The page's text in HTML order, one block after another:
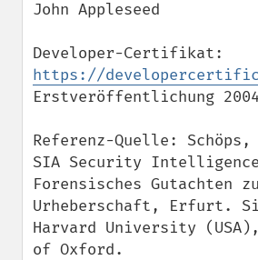
John Appleseed
https://
Erstveröffentlichung 2004
Referenz-Quelle:
SIA Security
Forensisches Gutachten
Urheberschaft, Erfurt.
Harvard University
of Oxford.